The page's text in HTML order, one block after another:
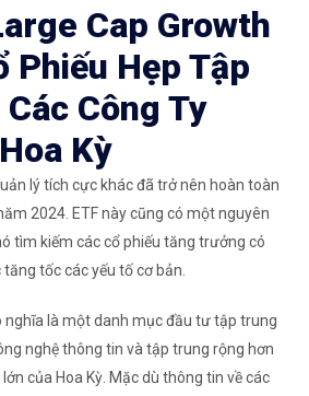
Cap Growth
Phiếu Hẹp Tập
Công Ty
Kỳ
lý tích cực khác đã trở nên hoàn toàn
2024. ETF này cũng có một nguyên
tìm kiếm các cổ phiếu tăng trưởng có
tốc các yếu tố cơ bản.
nghĩa là một danh mục đầu tư tập trung
nghệ thông tin và tập trung rộng hơn
của Hoa Kỳ. Mặc dù thông tin về các